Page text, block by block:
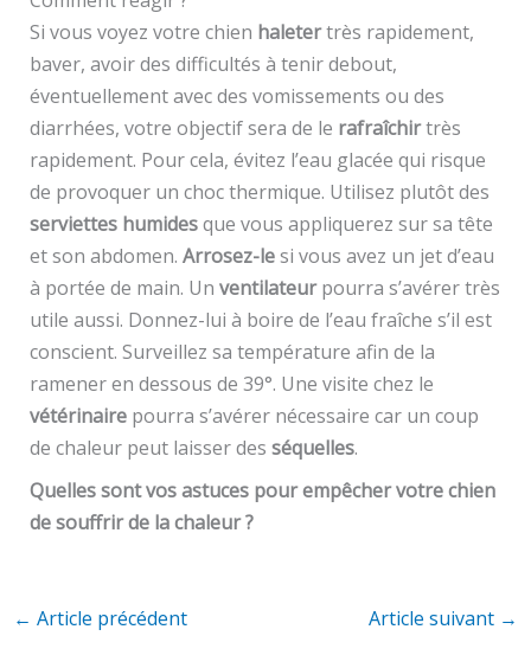
Si vous voyez votre chien haletertrès rapidement,
baver, avoir des difficultés à tenir debout,
éventuellement avec des vomissements ou des
diarrhées, votre objectif sera de le rafraîchirtrès
rapidement. Pour cela, évitez l’eau glacée qui risque
de provoquer un choc thermique. Utilisez plutôt des
serviettes humidesque vous appliquerez sur sa tête
et son abdomen. Arrosez-lesi vous avez un jet d’eau
à portée de main. Un ventilateurpourra s’avérer très
utile aussi. Donnez-lui à boire de l’eau fraîche s’il est
conscient. Surveillez sa température afin de la
ramener en dessous de 39°. Une visite chez le
vétérinairepourra s’avérer nécessaire car un coup
de chaleur peut laisser des séquelles.
Quelles sont vos astuces pour empêcher votre chien
de souffrir de la chaleur ?
← Article précédent Article suivant →